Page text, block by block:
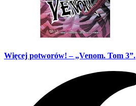
Więcej potworów! – „Venom. Tom 3”.